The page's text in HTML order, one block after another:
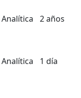
Analítica 2 años
Analítica 1 día